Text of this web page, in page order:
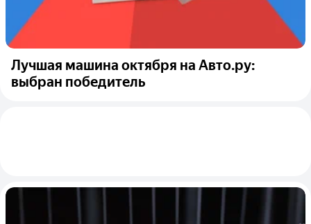
Лучшая машина октября на Авто.ру:
выбран победитель